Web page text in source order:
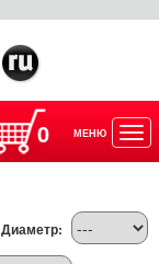
0 МЕНЮ
Диаметр: